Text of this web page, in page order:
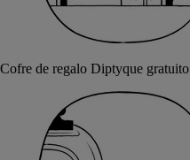
Cofre de regalo Diptyque gratuito